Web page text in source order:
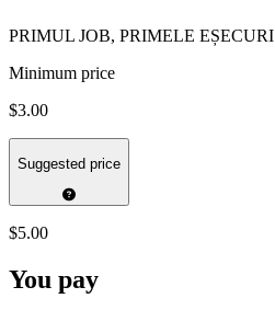
PRIMUL JOB, PRIMELE EȘECURI
Minimum price
$3.00
Suggested price
$5.00
You pay